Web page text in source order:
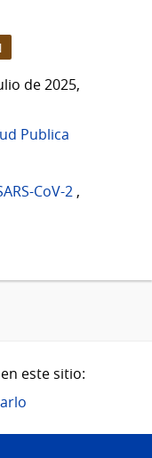
de 2025,
Publica
CoV-2 ,
este sitio: